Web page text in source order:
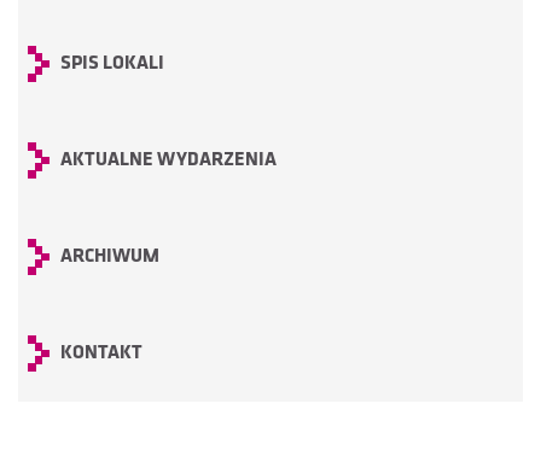
SPIS LOKALI
AKTUALNE WYDARZENIA
ARCHIWUM
KONTAKT